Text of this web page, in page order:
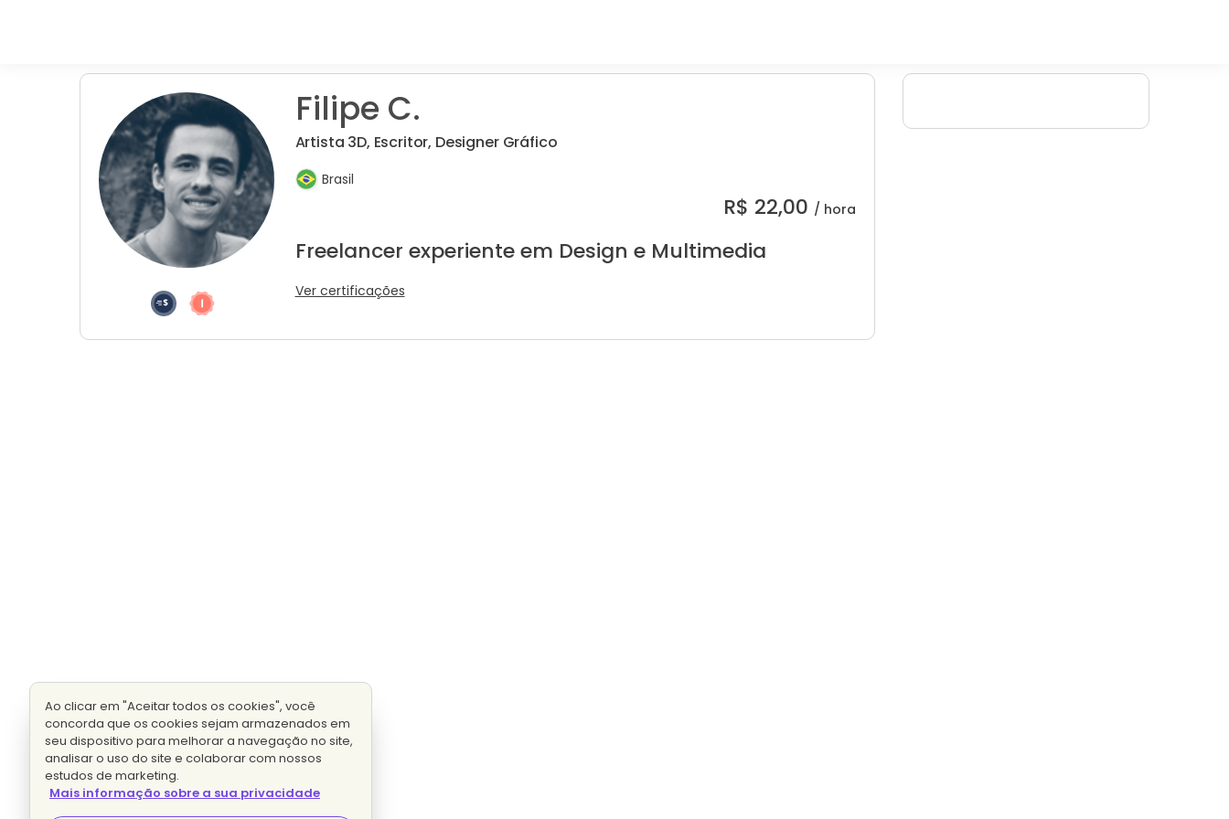
Filipe C.
Artista 3D, Escritor, Designer Gráfico
Brasil
R$ 22,00 / hora
Freelancer experiente em Design e Multimedia
Ver certificações
Ao clicar em "Aceitar todos os cookies", você
concorda que os cookies sejam armazenados em
seu dispositivo para melhorar a navegação no site,
analisar o uso do site e colaborar com nossos
estudos de marketing.
Mais informação sobre a sua privacidade